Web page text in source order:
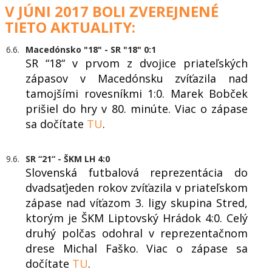
V JÚNI 2017 BOLI ZVEREJNENÉ
TIETO AKTUALITY:
6.6. Macedónsko "18" - SR "18" 0:1
SR “18“ v prvom z dvojice priateľských
zápasov v Macedónsku zvíťazila nad
tamojšími rovesníkmi 1:0. Marek Bobček
prišiel do hry v 80. minúte. Viac o zápase
sa dočítate TU.
9.6. SR “21“ - ŠKM LH 4:0
Slovenská futbalová reprezentácia do
dvadsaťjeden rokov zvíťazila v priateľskom
zápase nad víťazom 3. ligy skupina Stred,
ktorým je ŠKM Liptovský Hrádok 4:0. Celý
druhý polčas odohral v reprezentačnom
drese Michal Faško. Viac o zápase sa
dočítate TU.